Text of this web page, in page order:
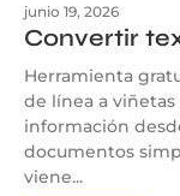
junio 19, 2026
Convertir
Herramienta
de línea a
información
documentos
viene...